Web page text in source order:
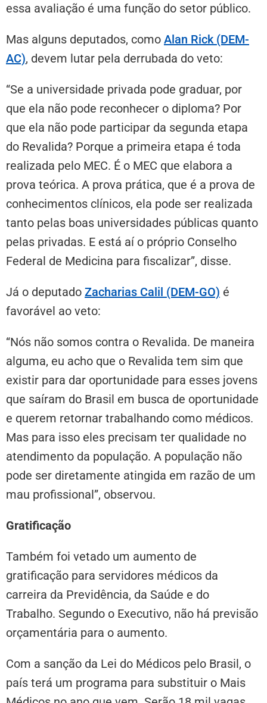
essa avaliação é uma função do setor público.
Mas alguns deputados, como Alan Rick (DEM-
AC), devem lutar pela derrubada do veto:
“Se a universidade privada pode graduar, por
que ela não pode reconhecer o diploma? Por
que ela não pode participar da segunda etapa
do Revalida? Porque a primeira etapa é toda
realizada pelo MEC. É o MEC que elabora a
prova teórica. A prova prática, que é a prova de
conhecimentos clínicos, ela pode ser realizada
tanto pelas boas universidades públicas quanto
pelas privadas. E está aí o próprio Conselho
Federal de Medicina para fiscalizar”, disse.
Já o deputado Zacharias Calil (DEM-GO) é
favorável ao veto:
“Nós não somos contra o Revalida. De maneira
alguma, eu acho que o Revalida tem sim que
existir para dar oportunidade para esses jovens
que saíram do Brasil em busca de oportunidade
e querem retornar trabalhando como médicos.
Mas para isso eles precisam ter qualidade no
atendimento da população. A população não
pode ser diretamente atingida em razão de um
mau profissional”, observou.
Gratificação
Também foi vetado um aumento de
gratificação para servidores médicos da
carreira da Previdência, da Saúde e do
Trabalho. Segundo o Executivo, não há previsão
orçamentária para o aumento.
Com a sanção da Lei do Médicos pelo Brasil, o
país terá um programa para substituir o Mais